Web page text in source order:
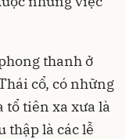
thanh ở
cổ, có những
tổ tiên xa xưa là
thập là các lễ